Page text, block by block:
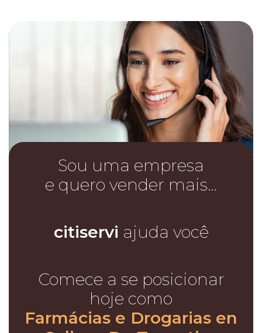
Sou uma empresa
e quero vender mais…
citiservi ajuda você
Comece a se posicionar
hoje como
Farmácias e Drogarias en